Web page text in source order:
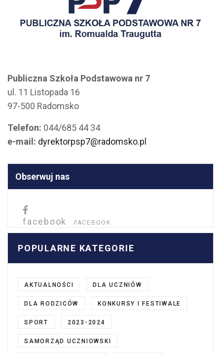
Publiczna Szkoła Podstawowa nr 7
ul. 11 Listopada 16
97-500 Radomsko
Telefon: 044/685 44 34
e-mail: dyrektorpsp7@radomsko.pl
Obserwuj nas
facebook FACEBOOK
POPULARNE KATEGORIE
AKTUALNOŚCI DLA UCZNIÓW
DLA RODZICÓW KONKURSY I FESTIWALE
SPORT 2023-2024
SAMORZĄD UCZNIOWSKI